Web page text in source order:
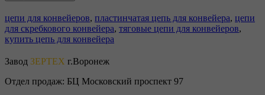
цепи для конвейеров, пластинчатая цепь для конвейера, цепи
для скребкового конвейера, тяговые цепи для конвейеров,
купить цепь для конвейера
Завод ЗЕРТЕХ г.Воронеж
Отдел продаж: БЦ Московский проспект 97